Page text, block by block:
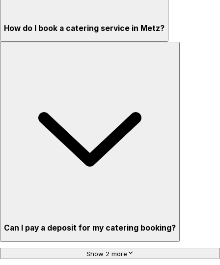
How do I book a catering service in Metz?
Can I pay a deposit for my catering booking?
Show 2 more